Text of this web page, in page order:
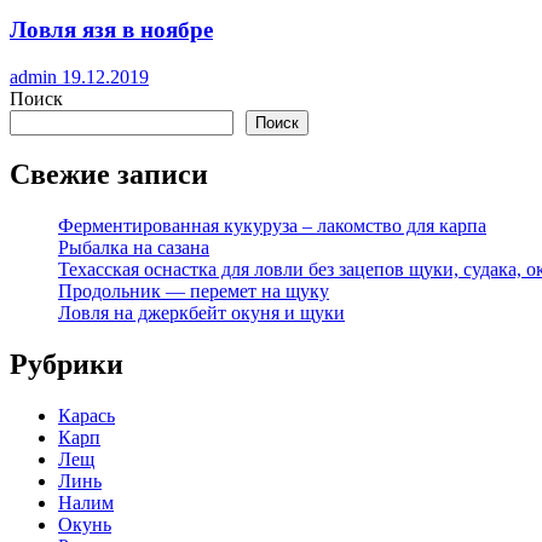
Ловля язя в ноябре
admin 19.12.2019
Поиск
Поиск
Свежие записи
Ферментированная кукуруза – лакомство для карпа
Рыбалка на сазана
Техасская оснастка для ловли без зацепов щуки, судака,
Продольник — перемет на щуку
Ловля на джеркбейт окуня и щуки
Рубрики
Карась
Карп
Лещ
Линь
Налим
Окунь